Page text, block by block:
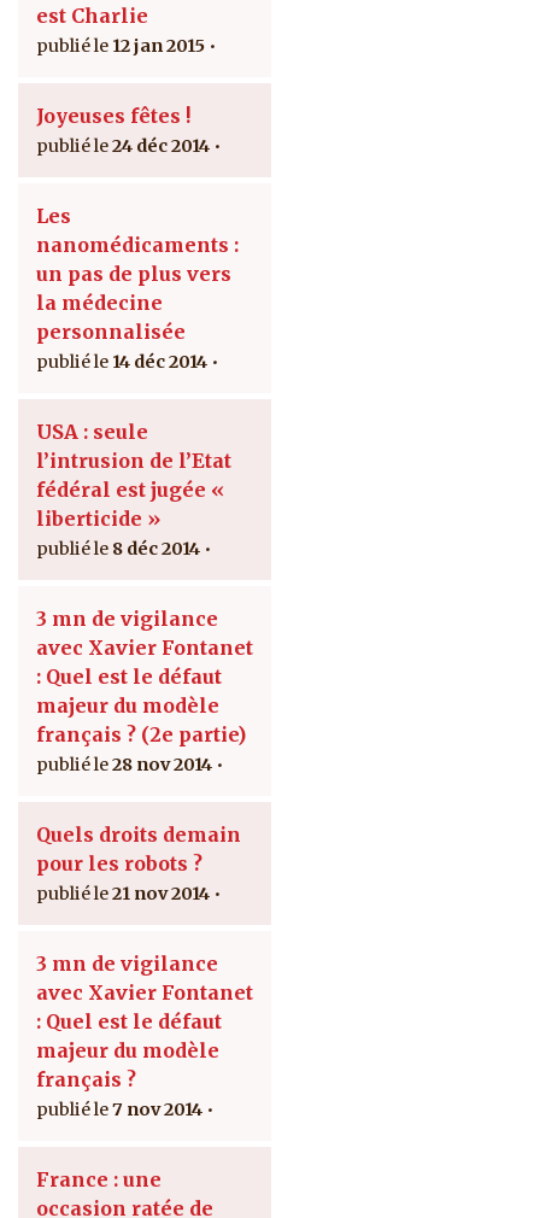
est Charlie
12 jan 2015
Joyeuses fêtes !
24 déc 2014
Les
nanomédicaments :
un pas de plus vers
la médecine
personnalisée
14 déc 2014
USA : seule
l’intrusion de l’Etat
fédéral est jugée «
liberticide »
8 déc 2014
3 mn de vigilance
avec Xavier Fontanet
: Quel est le défaut
majeur du modèle
français ? (2e partie)
28 nov 2014
Quels droits demain
pour les robots ?
21 nov 2014
3 mn de vigilance
avec Xavier Fontanet
: Quel est le défaut
majeur du modèle
français ?
7 nov 2014
France : une
occasion ratée de